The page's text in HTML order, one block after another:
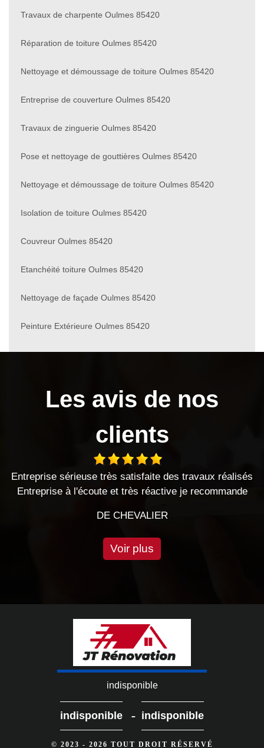
Travaux de charpente Oulmes 85420
Réparation de toiture Oulmes 85420
Nettoyage et démoussage de toiture Oulmes 85420
Entreprise de couverture Oulmes 85420
Travaux de zinguerie Oulmes 85420
Pose et nettoyage de gouttières Oulmes 85420
Nettoyage et démoussage de toiture Oulmes 85420
Isolation de toiture Oulmes 85420
Couvreur Oulmes 85420
Etanchéité toiture Oulmes 85420
Nettoyage de façade Oulmes 85420
Peinture Extérieure Oulmes 85420
Les avis de nos
clients
très satisfaite des travaux réalisés
et très réactive je recommande
entreprise
Voir plus
indisponible
indisponible - indisponible
© 2023 - 2026 TOUT DROIT RÉSERVÉ